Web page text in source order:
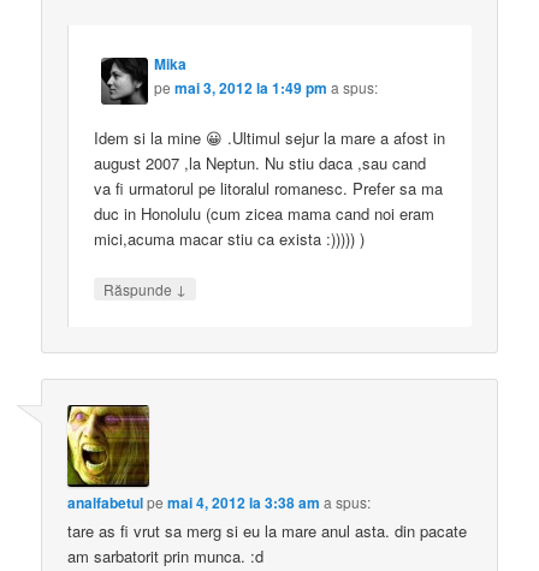
Mika
pemai 3, 2012 la 1:49 pm a spus:
Idem si la mine 😀 .Ultimul sejur la mare a afost in
august 2007 ,la Neptun. Nu stiu daca ,sau cand
va fi urmatorul pe litoralul romanesc. Prefer sa ma
duc in Honolulu (cum zicea mama cand noi eram
mici,acuma macar stiu ca exista :))))) )
Răspunde ↓
analfabetulpemai 4, 2012 la 3:38 am a spus:
tare as fi vrut sa merg si eu la mare anul asta. din pacate
am sarbatorit prin munca. :d